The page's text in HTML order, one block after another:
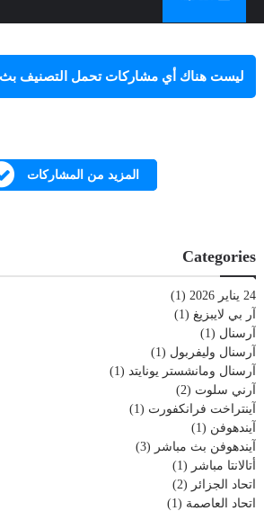
‏ليست هناك أي مشاركات تحمل التصنيف
المزيد من المشاركات
Categories
24 يناير 2026
(1)
آر بي لايبزيغ (1)
آرسنال (1)
آرسنال وليفربول (1)
آرسنال ومانشستر يونايتد (1)
آرني سلوت (2)
آينتراخت فرانكفورت (1)
آيندهوفن (1)
آيندهوفن بث مباشر (3)
أتالانتا مباشر (1)
اتحاد الجزائر (2)
اتحاد العاصمة (1)